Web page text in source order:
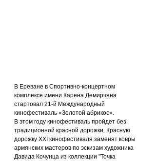
В Ереване в Спортивно-концертном
комплексе имени Карена Демирчяна
стартовал 21-й Международный
кинофестиваль «Золотой абрикос».
В этом году кинофестиваль пройдет без
традиционной красной дорожки. Красную
дорожку XXI кинофестиваля заменят ковры
армянских мастеров по эскизам художника
Давида Кочунца из коллекции "Точка